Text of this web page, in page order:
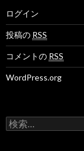
ログイン
投稿の RSS
コメントの RSS
WordPress.org
検
索